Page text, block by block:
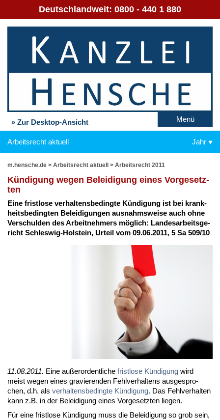
Deutschlandweit: 0800 - 440 1 880
» Zur Desktop-Ansicht Menü
Arbeitsrecht aktuell Jahr
m.hensche.de > Arbeitsrecht aktuell > Arbeitsrecht 2011
Kün­di­gung we­gen Be­lei­di­gung ei­nes Vor­ge­setz­
ten
Ei­ne frist­lo­se ver­hal­tens­be­ding­te Kün­di­gung ist bei krank­
heits­be­ding­ten Be­lei­di­gun­gen aus­nahms­wei­se auch oh­ne
Ver­schul­den des Ar­beit­neh­mers mög­lich: Lan­des­ar­beits­ge­
richt Schles­wig-Hol­stein, Ur­teil vom 09.06.2011, 5 Sa 509/10
11.08.2011. Ei­ne au­ßer­or­dent­li­che frist­lo­se Kün­di­gung wird
meist we­gen ei­nes gra­vie­ren­den Fehl­ver­hal­tens aus­ge­spro­
chen, d.h. als ver­hal­tens­be­ding­te Kün­di­gung. Das Fehl­ver­hal­ten
kann z.B. in der Be­lei­di­gung ei­nes Vor­ge­setz­ten lie­gen.
Für ei­ne frist­lo­se Kün­di­gung muss die Be­lei­di­gung so grob sein,